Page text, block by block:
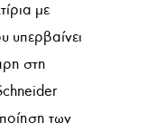
με
υπερβαίνει
στη
των